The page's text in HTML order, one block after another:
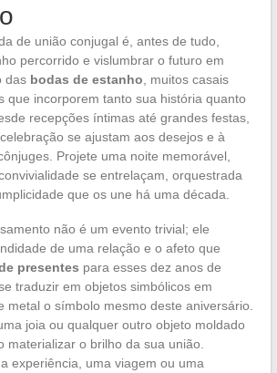
de união conjugal é, antes de tudo,
percorrido e vislumbrar o futuro em
das bodas de estanho , muitos casais
que incorporem tanto sua história quanto
recepções íntimas até grandes festas,
se ajustam aos desejos e à
Projete uma noite memorável,
se entrelaçam, orquestrada
que os une há uma década.
não é um evento trivial; ele
de uma relação e o afeto que
presentes para esses dez anos de
traduzir em objetos simbólicos em
metal o símbolo mesmo deste aniversário.
joia ou qualquer outro objeto moldado
materializar o brilho da sua união.
experiência, uma viagem ou uma